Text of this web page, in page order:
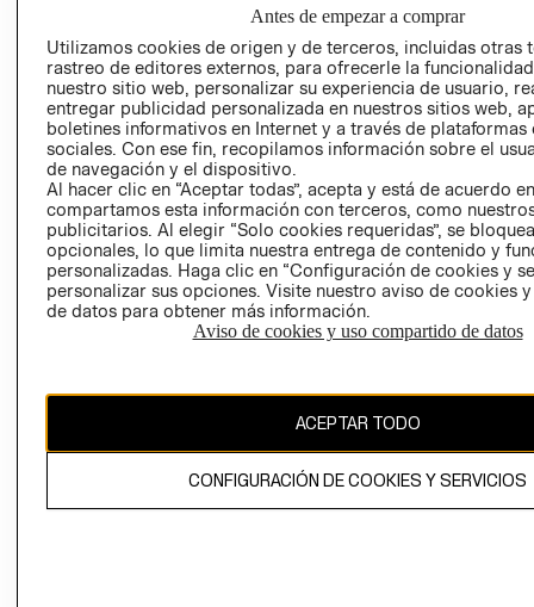
AVISO DE
LIBRO DE
Ecuador ($)
CAMBIAR REGIÓN
propiedad de H&M Hennes & Mauritz AB.
Antes de empezar a comprar
Utilizamos cookies de origen y de terceros, incluidas otras
rastreo de editores externos, para ofrecerle la
nuestro sitio web, personalizar su experiencia de usuario,
entregar publicidad personalizada en nuestros sitios web,
boletines informativos en Internet y a través de plataformas
sociales. Con ese fin, recopilamos información sobre el
de navegación y el dispositivo.
Al hacer clic en “Aceptar todas”, acepta y está de acuerdo
compartamos esta información con terceros, como
publicitarios. Al elegir “Solo cookies requeridas”, se
opcionales, lo que limita nuestra entrega de contenido y
personalizadas. Haga clic en “Configuración de cookies y
personalizar sus opciones. Visite nuestro aviso de cookies
de datos para obtener más información.
Aviso de cookies y uso compartido de datos
ACEPTAR TODO
CONFIGURACIÓN DE COOKIES Y SERVICIOS